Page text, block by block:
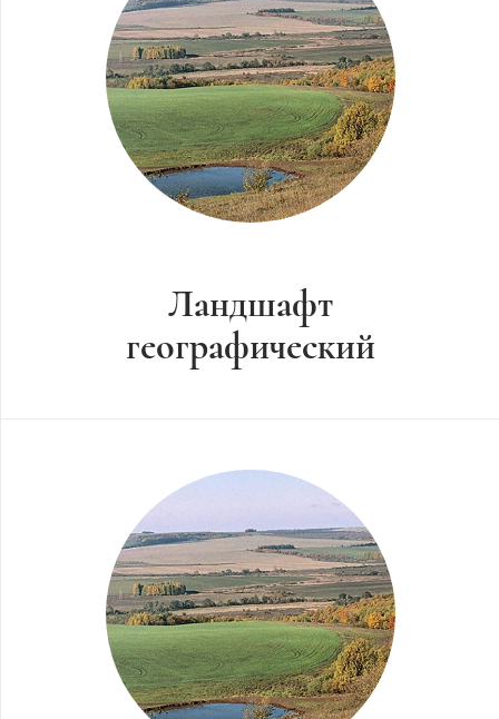
Ландшафт
географический